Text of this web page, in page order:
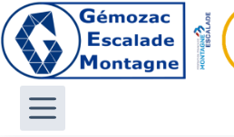
Passer
au
contenu